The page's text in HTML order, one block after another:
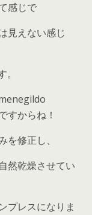
感じで
見えない感じ
すからね！
修正し、
然乾燥させてい
プレスになりま